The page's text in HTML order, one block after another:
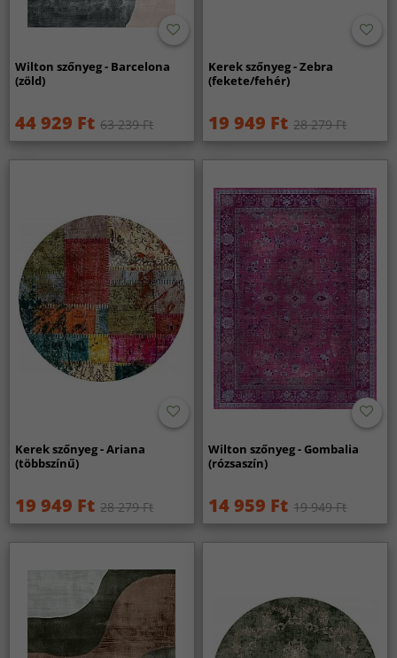
Wilton szőnyeg - Barcelona
(zöld)
44 929 Ft 63 239 Ft
Kerek szőnyeg - Zebra
(fekete/fehér)
19 949 Ft 28 279 Ft
Kerek szőnyeg - Ariana
(többszínű)
19 949 Ft 28 279 Ft
Wilton szőnyeg - Gombalia
(rózsaszín)
14 959 Ft 19 949 Ft